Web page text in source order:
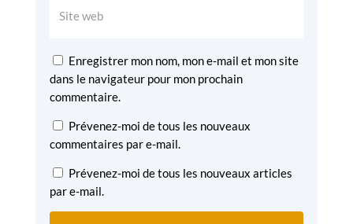
Enregistrer mon nom, mon e-mail et mon site
dans le navigateur pour mon prochain
commentaire.
Prévenez-moi de tous les nouveaux
commentaires par e-mail.
Prévenez-moi de tous les nouveaux articles
par e-mail.